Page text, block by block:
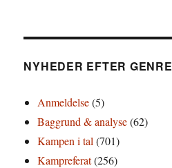
NYHEDER EFTER GENRE
Anmeldelse(5)
Baggrund & analyse(62)
Kampen i tal (701)
Kampreferat(256)